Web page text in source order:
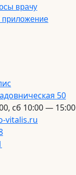
врачу
приложение
50
сб 10:00 — 15:00
vitalis.ru